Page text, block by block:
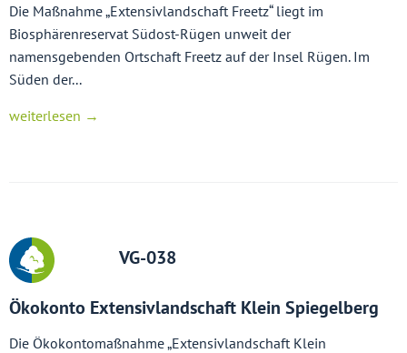
Die Maßnahme „Extensivlandschaft Freetz“ liegt im
Biosphärenreservat Südost-Rügen unweit der
namensgebenden Ortschaft Freetz auf der Insel Rügen. Im
Süden der...
weiterlesen →
VG-038
Ökokonto Extensivlandschaft Klein Spiegelberg
Die Ökokontomaßnahme „Extensivlandschaft Klein